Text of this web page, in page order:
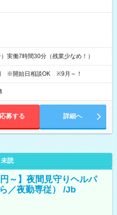
実働7時間30分（残業少なめ！）
※開始日相談OK ※9月～！
応募する 詳細へ
未読
～】夜間見守りヘルパ
／夜勤専従） /Jb